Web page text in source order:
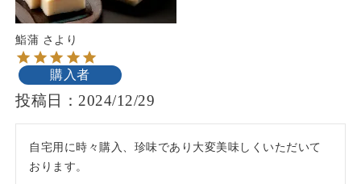
鮨蒲 さより
購入者
投稿日 2024/12/29
自宅用に時々購入、珍味であり大変美味しくいただいて
おります。